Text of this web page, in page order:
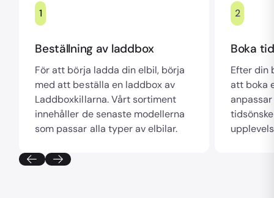
1
Beställning av laddbox
För att börja ladda din elbil, börja
med att beställa en laddbox av
Laddboxkillarna. Vårt sortiment
innehåller de senaste modellerna
som passar alla typer av elbilar.
2
Boka
Efter din
att boka